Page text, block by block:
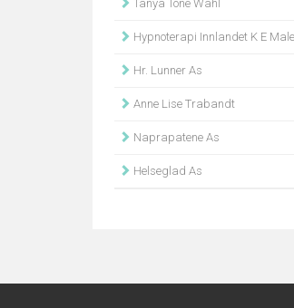
Tanya Tone Wahl
Hypnoterapi Innlandet K E Male
Hr. Lunner As
Anne Lise Trabandt
Naprapatene As
Helseglad As